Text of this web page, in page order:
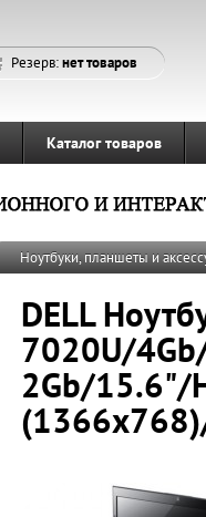
Резерв:нет товаров
Каталог товаров
Ноутбуки, планшеты и
DELL
7020U/
2Gb/15.6"/